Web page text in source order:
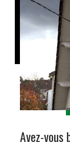
Avez-vous